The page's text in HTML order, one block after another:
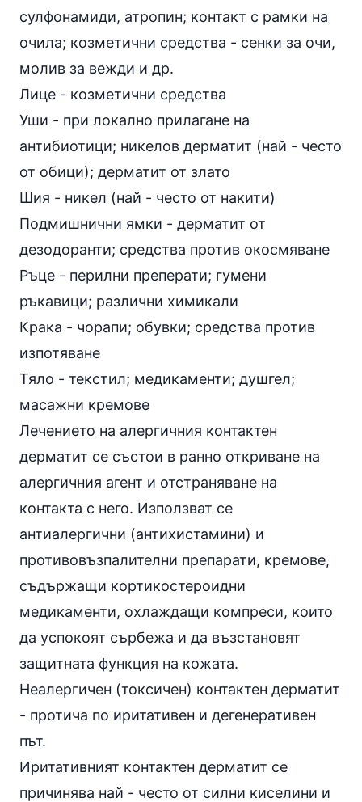
сулфонамиди, атропин; контакт с рамки на
очила; козметични средства - сенки за очи,
молив за вежди и др.
Лице - козметични средства
Уши - при локално прилагане на
антибиотици; никелов дерматит (най - често
от обици); дерматит от злато
Шия - никел (най - често от накити)
Подмишнични ямки - дерматит от
дезодоранти; средства против окосмяване
Ръце - перилни преперати; гумени
ръкавици; различни химикали
Крака - чорапи; обувки; средства против
изпотяване
Тяло - текстил; медикаменти; душгел;
масажни кремове
Лечението на алергичния контактен
дерматит се състои в ранно откриване на
алергичния агент и отстраняване на
контакта с него. Използват се
антиалергични (антихистамини) и
противовъзпалителни препарати, кремове,
съдържащи кортикостероидни
медикаменти, охлаждащи компреси, които
да успокоят сърбежа и да възстановят
защитната функция на кожата.
Неалергичен (токсичен) контактен дерматит
- протича по иритативен и дегенеративен
път.
Иритативният контактен дерматит се
причинява най - често от силни киселини и